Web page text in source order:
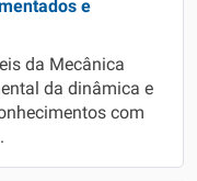
e
da Mecânica
da dinâmica e
com